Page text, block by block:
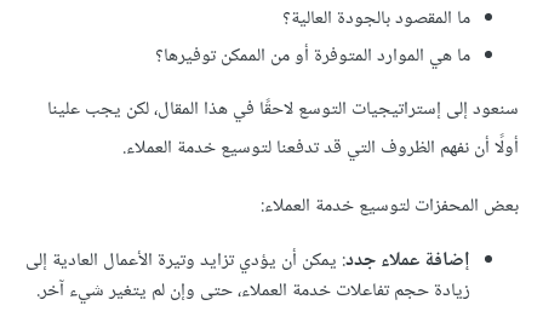
ما المقصود بالجودة العالية؟
ما هي الموارد المتوفرة أو من الممكن توفيرها؟
سنعود إلى إستراتيجيات التوسع لاحقًا في هذا المقال، لكن يجب علينا
أولًا أن نفهم الظروف التي قد تدفعنا لتوسيع خدمة العملاء.
بعض المحفزات لتوسيع خدمة العملاء:
إضافة عملاء جدد: يمكن أن يؤدي تزايد وتيرة الأعمال العادية إلى
زيادة حجم تفاعلات خدمة العملاء، حتى وإن لم يتغير شيء آخر.